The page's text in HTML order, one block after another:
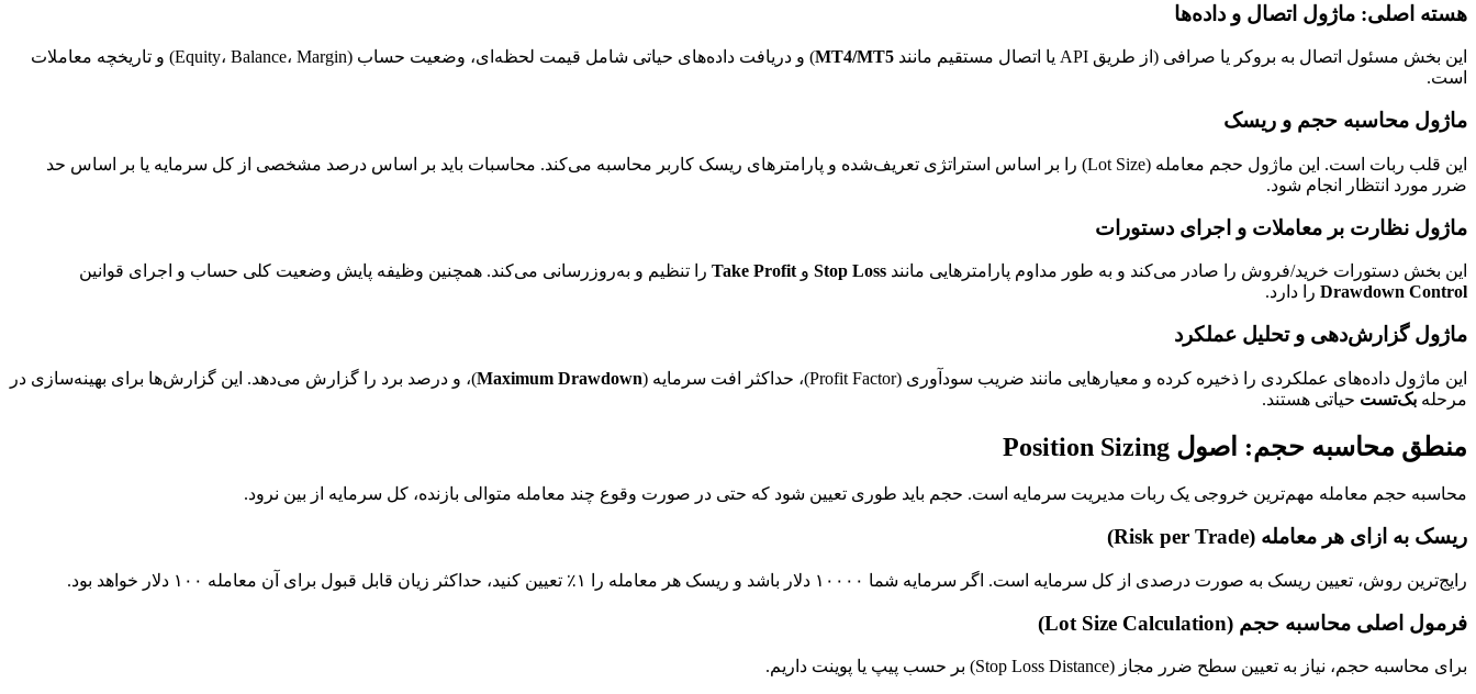
هسته اصلی: ماژول اتصال و داده‌ها
این بخش مسئول اتصال به بروکر یا صرافی (از طریق API یا اتصال مستقیم مانند MT4/MT5
) و دریافت داده‌های حیاتی شامل قیمت لحظه‌ای، وضعیت حساب (Equity، Balance، Margin) و تاریخچه معاملات
است.
ماژول محاسبه حجم و ریسک
این قلب ربات است. این ماژول حجم معامله (Lot Size) را بر اساس استراتژی تعریف‌شده و پارامترهای ریسک کاربر محاسبه می‌کند. محاسبات باید بر اساس درصد مشخصی از کل سرمایه یا بر اساس حد
ضرر مورد انتظار انجام شود.
ماژول نظارت بر معاملات و اجرای دستورات
این بخش دستورات خرید/فروش را صادر می‌کند و به طور مداوم پارامترهایی مانند Stop Loss و Take Profit را تنظیم و به‌روزرسانی می‌کند. همچنین وظیفه پایش وضعیت کلی حساب و اجرای قوانین
Drawdown Control را دارد.
ماژول گزارش‌دهی و تحلیل عملکرد
این ماژول داده‌های عملکردی را ذخیره کرده و معیارهایی مانند ضریب سودآوری (Profit Factor)، حداکثر افت سرمایه ( Maximum Drawdown)، و درصد برد را گزارش می‌دهد. این گزارش‌ها برای بهینه‌سازی در
مرحله بک‌تست حیاتی هستند.
منطق محاسبه حجم: اصول Position Sizing
محاسبه حجم معامله مهم‌ترین خروجی یک ربات مدیریت سرمایه است. حجم باید طوری تعیین شود که حتی در صورت وقوع چند معامله متوالی بازنده، کل سرمایه از بین نرود.
ریسک به ازای هر معامله (Risk per Trade)
رایج‌ترین روش، تعیین ریسک به صورت درصدی از کل سرمایه است. اگر سرمایه شما ۱۰۰۰۰ دلار باشد و ریسک هر معامله را ۱٪ تعیین کنید، حداکثر زیان قابل قبول برای آن معامله ۱۰۰ دلار خواهد بود.
فرمول اصلی محاسبه حجم (Lot Size Calculation)
برای محاسبه حجم، نیاز به تعیین سطح ضرر مجاز (Stop Loss Distance) بر حسب پیپ یا پوینت داریم.